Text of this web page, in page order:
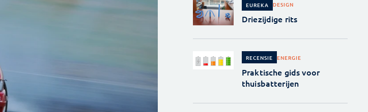
EUREKA DESIGN
Driezijdige rits
RECENSIE ENERGIE
Praktische gids voor
thuisbatterijen